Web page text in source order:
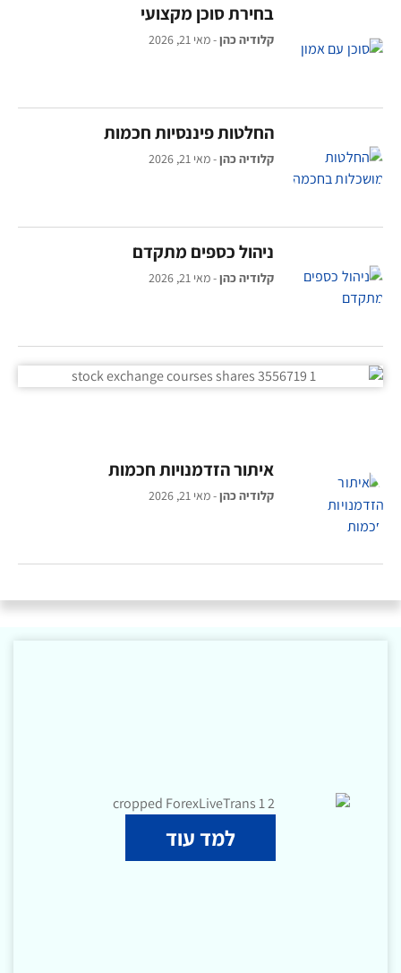
בחירת סוכן מקצועי
קלודיה כהן מאי 21, 2026
החלטות פיננסיות חכמות
קלודיה כהן מאי 21, 2026
ניהול כספים מתקדם
קלודיה כהן מאי 21, 2026
איתור הזדמנויות חכמות
קלודיה כהן מאי 21, 2026
למד עוד